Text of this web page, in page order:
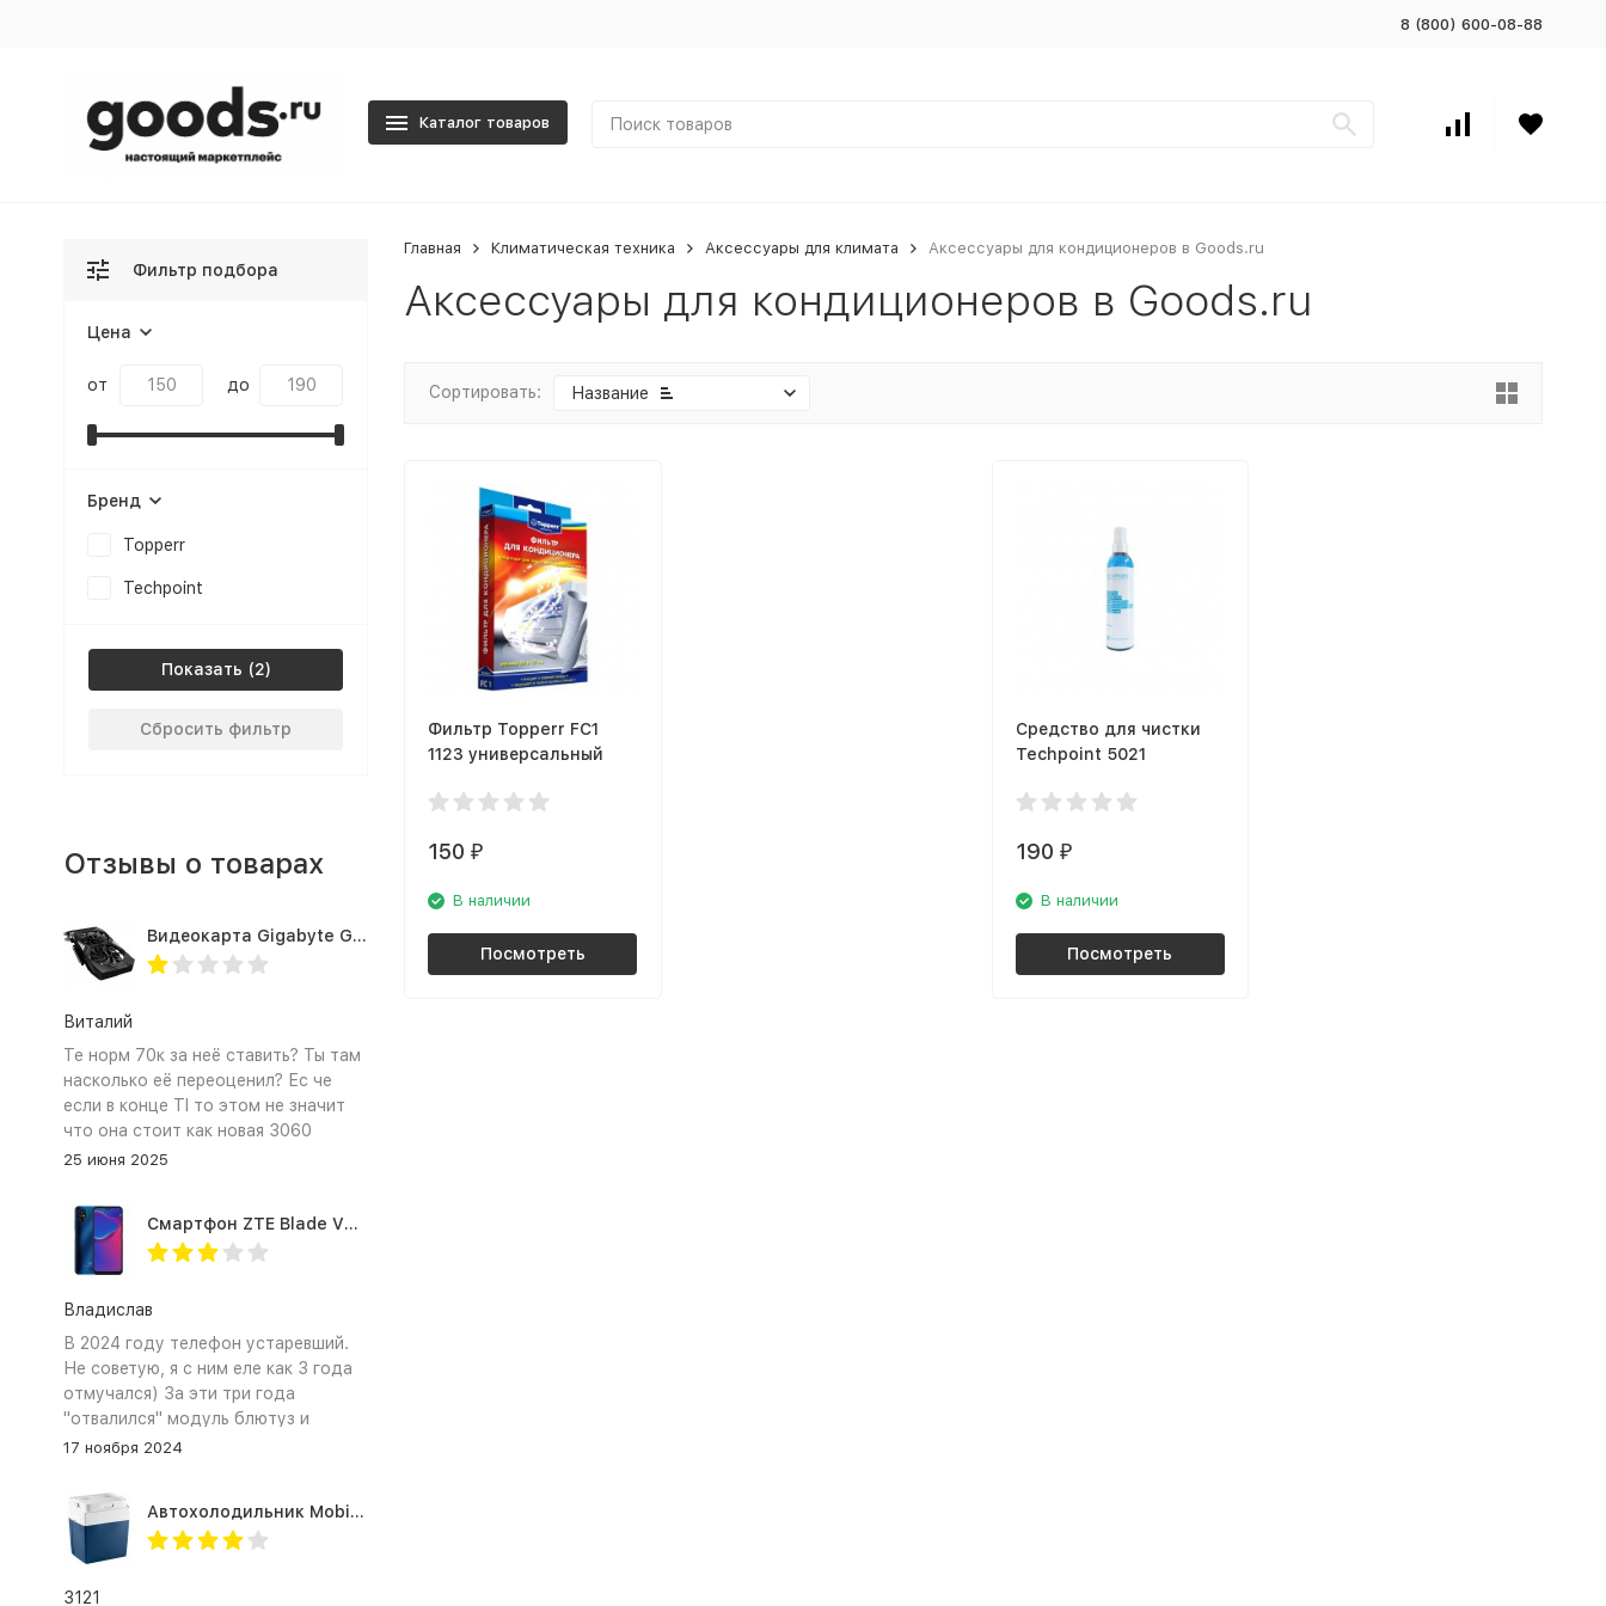
8 (800) 600-08-88
Каталог товаров
Главная Климатическая техника Аксессуары для климата Аксессуары для кондиционеров в Goods.ru
Аксессуары для кондиционеров в Goods.ru
Сортировать: Название
Фильтр Topperr FC1
1123 универсальный
150 ₽
В наличии
Посмотреть
Средство для чистки
Techpoint 5021
190 ₽
В наличии
Посмотреть
Фильтр подбора
Цена
от до
Бренд
Topperr
Techpoint
Показать
Сбросить фильтр
Отзывы о товарах
Видеокарта Gigabyte GTX1660TI 6GB (GV-N166TOC-6GD 1.0A)
Виталий
Те норм 70к за неё ставить? Ты там
насколько её переоценил? Ес че
если в конце TI то этом не значит
что она стоит как новая 3060
25 июня 2025
Смартфон ZTE Blade V2020 Smart 64 Гб синий
Владислав
В 2024 году телефон устаревший.
Не советую, я с ним еле как 3 года
отмучался) За эти три года
"отвалился" модуль блютуз и
сканер отпечатка пальца
17 ноября 2024
Автохолодильник Mobicool MV26 AC/DC
3121